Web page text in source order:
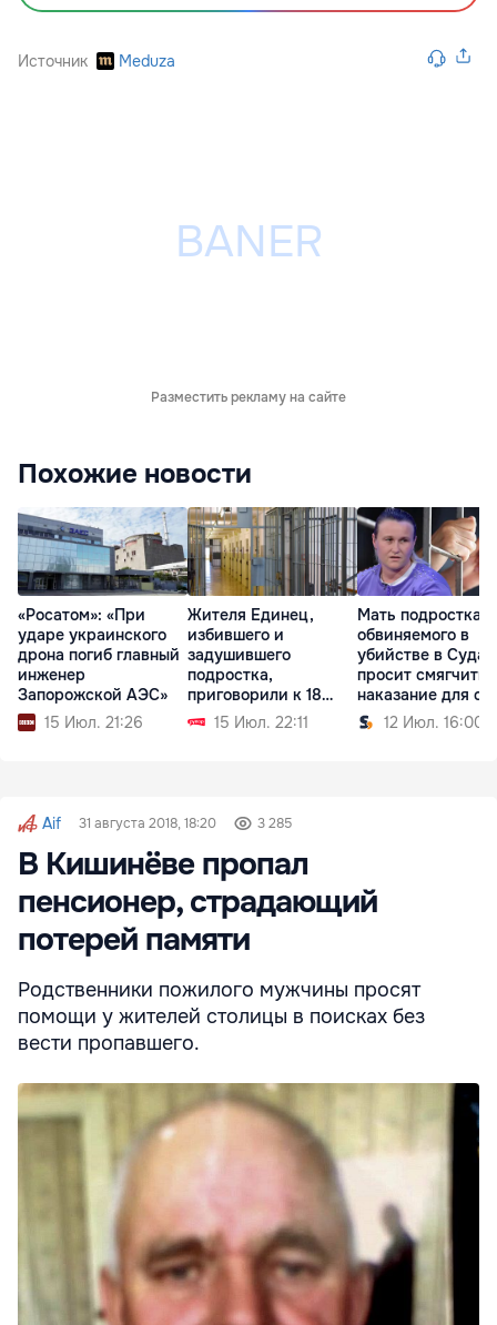
Источник Meduza
Разместить рекламу на сайте
Похожие новости
«Росатом»: «При
ударе украинского
дрона погиб главный
инженер
Запорожской АЭС»
15 Июл. 21:26
Жителя Единец,
избившего и
задушившего
подростка,
приговорили к 18
годам тюрьмы
15 Июл. 22:11
Мать подростка,
обвиняемого в
убийстве в
просит смягчить
наказание для
12 Июл. 16:00
Aif 31 августа 2018, 18:20 3 285
В Кишинёве пропал
пенсионер, страдающий
потерей памяти
Родственники пожилого мужчины просят
помощи у жителей столицы в поисках без
вести пропавшего.